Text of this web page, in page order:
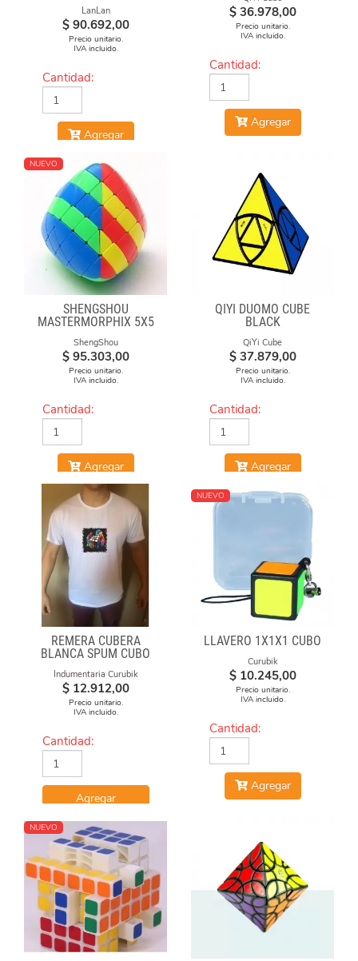
LanLan
$ 90.692,00
Precio unitario.
IVA incluido.
Cantidad:
Agregar
$ 36.978,00
Precio unitario.
IVA incluido.
Cantidad:
Agregar
NUEVO
SHENGSHOU
MASTERMORPHIX 5X5
STICKERLESS
ShengShou
$ 95.303,00
Precio unitario.
IVA incluido.
Cantidad:
Agregar
QIYI DUOMO CUBE
BLACK
QiYi Cube
$ 37.879,00
Precio unitario.
IVA incluido.
Cantidad:
Agregar
REMERA CUBERA
BLANCA SPUM CUBO
Indumentaria Curubik
$ 12.912,00
Precio unitario.
IVA incluido.
Cantidad:
Agregar
NUEVO
LLAVERO 1X1X1 CUBO
Curubik
$ 10.245,00
Precio unitario.
IVA incluido.
Cantidad:
Agregar
NUEVO